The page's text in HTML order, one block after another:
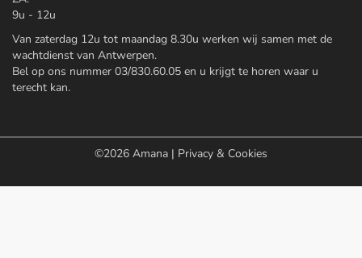
9u - 12u
Van zaterdag 12u tot maandag 8.30u werken wij samen met de
wachtdienst van Antwerpen.
Bel op ons nummer 03/830.60.05 en u krijgt te horen waar u
terecht kan.
©2026 Amana | Privacy & Cookies